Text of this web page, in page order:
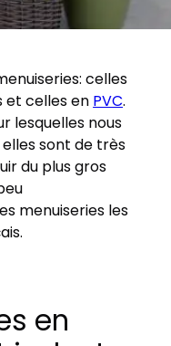
celles
et celles en PVC.
lesquelles nous
sont de très
du plus gros
menuiseries les
en